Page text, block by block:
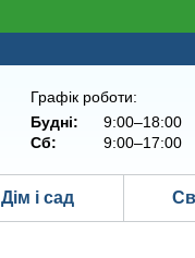
Графік роботи:
Будні:
9:00–18:00
Сб:
9:00–17:00
Дім і сад